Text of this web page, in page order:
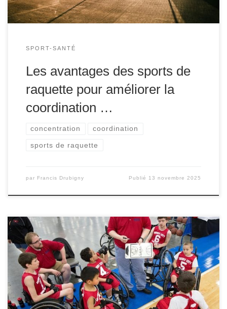
SPORT-SANTÉ
Les avantages des sports de
raquette pour améliorer la
coordination …
concentration coordination
sports de raquette
par Francis Drubigny Publié 13 novembre 2025
Le sport est souvent perçu comme une activité récréative
ou compétitive, mais il est bien plus que cela, surtout pour
les personnes en situation de handicap. Le sport devient
un outil puissant de réhabilitation sociale, offrant non
seulement des bénéfices physiques, mais aussi des